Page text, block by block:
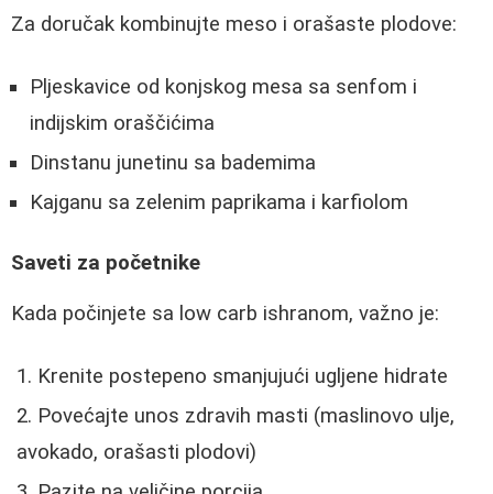
Za doručak kombinujte meso i orašaste plodove:
Pljeskavice od konjskog mesa sa senfom i
indijskim oraščićima
Dinstanu junetinu sa bademima
Kajganu sa zelenim paprikama i karfiolom
Saveti za početnike
Kada počinjete sa low carb ishranom, važno je:
Krenite postepeno smanjujući ugljene hidrate
Povećajte unos zdravih masti (maslinovo ulje,
avokado, orašasti plodovi)